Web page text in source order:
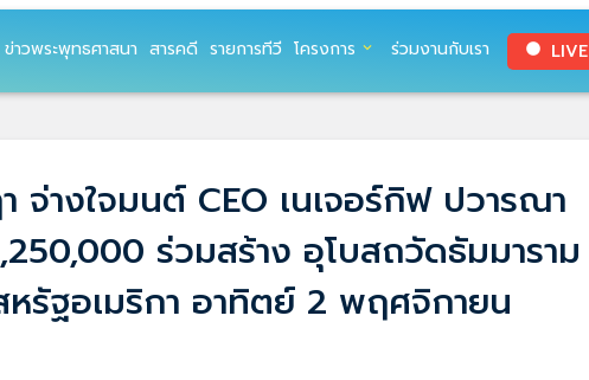
ข่าวพระพุทธศาสนา สารคดี รายการทีวี โครงการ expand_more ร่วมงานกับเรา circle LIVE
จ่างใจมนต์ CEO เนเจอร์กิฟ ปวารณา
ร่วมสร้าง อุโบสถวัดธัมมาราม
หรัฐอเมริกา อาทิตย์ 2 พฤศจิกายน